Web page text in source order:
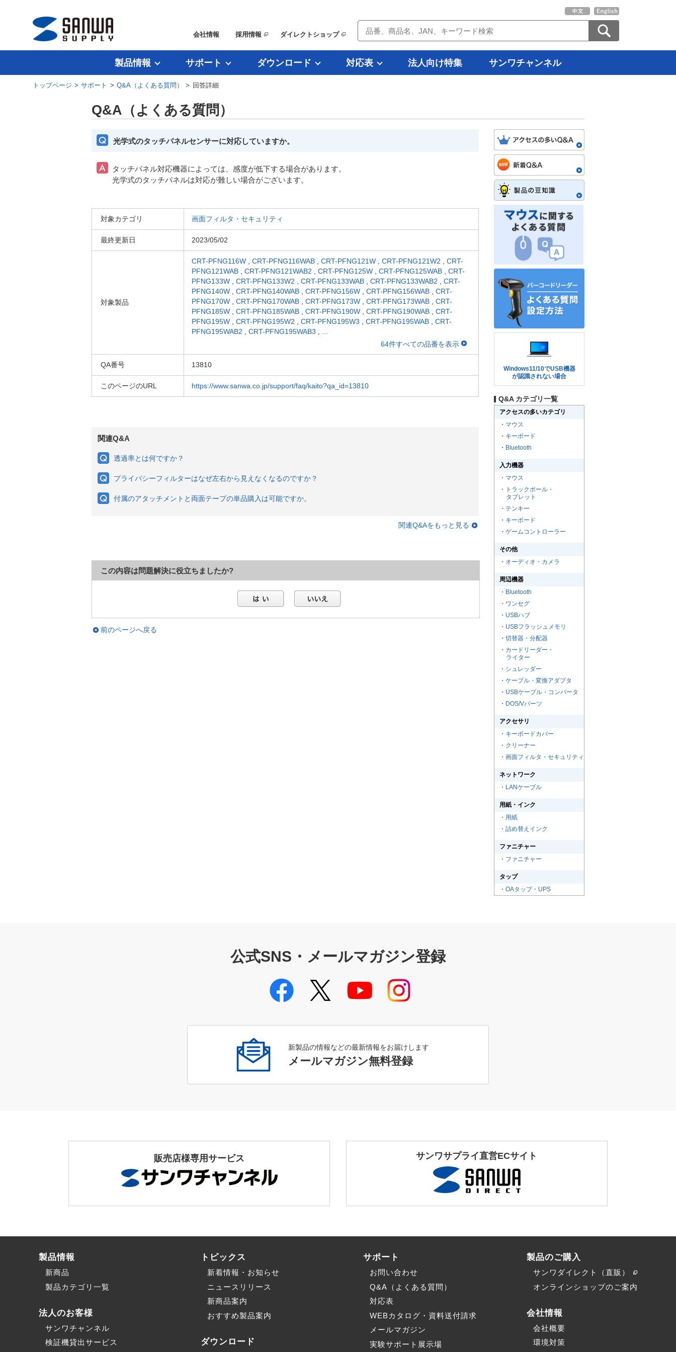
会社情報 採用情報 ダイレクトショップ
製品情報 サポート ダウンロード 対応表 法人向け特集 サンワチャンネル
トップページ >サポート > Q&A（よくある質問） > 回答詳細
Q&A（よくある質問）
光学式のタッチパネルセンサーに対応していますか。
タッチパネル対応機器によっては、感度が低下する場合があります。
光学式のタッチパネルは対応が難しい場合がございます。
対象カテゴリ 画面フィルタ・セキュリティ
最終更新日 2023/05/02
対象製品
CRT-PFNG116W CRT-PFNG116WAB CRT-PFNG121W CRT-PFNG121W2
CRT-
PFNG121WAB
CRT-PFNG121WAB2 CRT-PFNG125W CRT-PFNG125WAB
CRT-
PFNG133W
CRT-PFNG133W2 CRT-PFNG133WAB CRT-PFNG133WAB2
CRT-
PFNG140W
CRT-PFNG140WAB CRT-PFNG156W CRT-PFNG156WAB
CRT-
PFNG170W
CRT-PFNG170WAB CRT-PFNG173W CRT-PFNG173WAB
CRT-
PFNG185W
CRT-PFNG185WAB CRT-PFNG190W CRT-PFNG190WAB
CRT-
PFNG195W
CRT-PFNG195W2 CRT-PFNG195W3 CRT-PFNG195WAB
CRT-
PFNG195WAB2
CRT-PFNG195WAB3
64件すべての品番を表示
QA番号 13810
このページのURL https://www.sanwa.co.jp/support/faq/kaito?qa_id=13810
関連Q&A
透過率とは何ですか？
プライバシーフィルターはなぜ左右から見えなくなるのですか？
付属のアタッチメントと両面テープの単品購入は可能ですか。
関連Q&Aをもっと見る
この内容は問題解決に役立ちましたか?
前のページへ戻る
Windows11/10でUSB機器
が認識されない場合
Q&A カテゴリ一覧
アクセスの多いカテゴリ
・ マウス
・ キーボード
・ Bluetooth
入力機器
・ マウス
・
トラックボール・
タブレット
・ テンキー
・ キーボード
・ ゲームコントローラー
その他
・ オーディオ・カメラ
周辺機器
・ Bluetooth
・ ワンセグ
・ USBハブ
・ USBフラッシュメモリ
・ 切替器・分配器
・ カードリーダー・
ライター
・ シュレッダー
・ ケーブル・変換アダプタ
・ USBケーブル・コンバータ
・ DOS/Vパーツ
アクセサリ
・ キーボードカバー
・ クリーナー
・ 画面フィルタ・セキュリティ
ネットワーク
・ LANケーブル
用紙・インク
・ 用紙
・ 詰め替えインク
ファニチャー
・ ファニチャー
タップ
・ OAタップ・UPS
公式SNS・メールマガジン登録
新製品の情報などの最新情報をお届けします
メールマガジン無料登録
販売店様専用サービス サンワサプライ直営ECサイト
製品情報
新商品
製品カテゴリ一覧
法人のお客様
サンワチャンネル
検証機貸出サービス
トピックス
新着情報・お知らせ
ニュースリリース
新商品案内
おすすめ製品案内
ダウンロード
サポート
お問い合わせ
Q&A（よくある質問）
対応表
WEBカタログ・資料送付請求
メールマガジン
実験サポート展示場
製品のご購入
サンワダイレクト（直販）
オンラインショップのご案内
会社情報
会社概要
環境対策